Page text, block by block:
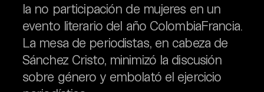
la no participación de mujeres en un
evento literario del año ColombiaFrancia.
La mesa de periodistas, en cabeza de
Sánchez Cristo, minimizó la discusión
sobre género y embolató el ejercicio